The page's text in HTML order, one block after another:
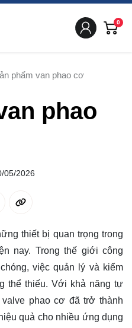
0
phẩm van phao cơ
phao
05/2026
thiết bị quan trọng trong
nay. Trong thế giới công
việc quản lý và kiểm
thể thiếu. Với khả năng tự
phao cơ đã trở thành
quả cho nhiều ứng dụng